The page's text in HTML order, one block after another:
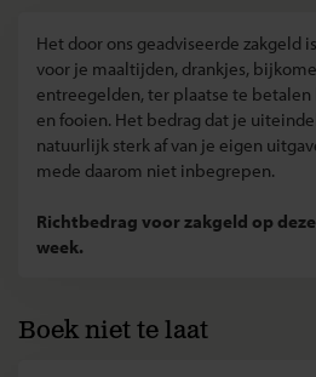
Het door ons geadviseerde zakgeld
voor je maaltijden, drankjes,
entreegelden, ter plaatse te
en fooien. Het bedrag dat je
natuurlijk sterk af van je eigen
mede daarom niet inbegrepen.
Richtbedrag voor zakgeld op
week.
Boek niet te laat